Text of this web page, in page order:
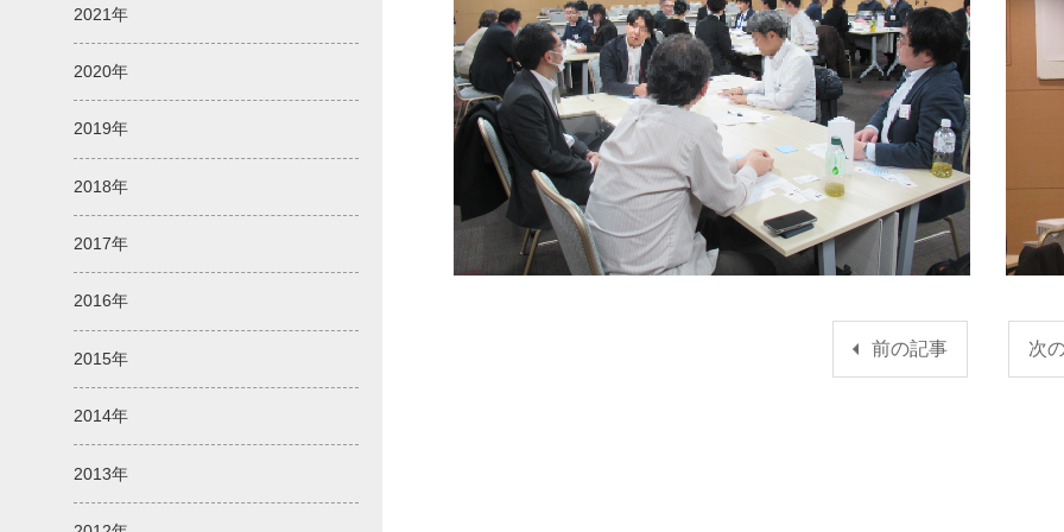
前の記事 次
2021年
2020年
2019年
2018年
2017年
2016年
2015年
2014年
2013年